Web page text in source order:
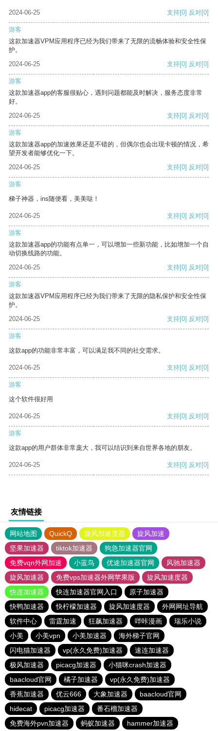
2024-06-25 支持[0] 反对[0]
游客
这款加速器VPM应用程序已经为我们带来了无限的流畅体验和安全性保
护。
2024-06-25
支持[0] 反对[0]
游客
这款加速器app的客服很贴心，遇到问题都能及时解决，服务态度非常
好。
2024-06-25
支持[0] 反对[0]
游客
这款加速器app的加速效果还是不错的，但偶尔也会出现卡顿的情况，希
望开发者能够优化一下。
2024-06-25
支持[0] 反对[0]
游客
梯子神器，ins随便看，美美哒！
2024-06-25 支持[0] 反对[0]
游客
这款加速器app的功能有点单一，可以增加一些新功能，比如增加一个自
动切换线路的功能。
2024-06-25
支持[0] 反对[0]
游客
这款加速器VPM应用程序已经为我们带来了无限的隐私保护和安全性保
护。
2024-06-25
支持[0] 反对[0]
游客
这款app的功能非常丰富，可以满足我不同的社交需求。
2024-06-25 支持[0] 反对[0]
游客
这个软件很好用
2024-06-25 支持[0] 反对[0]
游客
这款app的用户群体非常庞大，我可以结识到来自世界各地的朋友。
2024-06-25 支持[0] 反对[0]
友情链接
网站地图 QuickQ 旋风加速度器
旋风加速
坚果加速器
tiktok加速器
狗急加速器官网
免费vqn外网加速
小蓝鸟 优途加速器官网
风驰加速器
旋风加速器
免费vps加速器外网苹果版
旋风加速度器
快连加速器
快连加速器官网入口
原子加速器
快鸭加速器
快柠檬加速器 旋风加速度器
外网网址导航
软件中心
雷霆加速 狂飙加速器 哔咔漫画
瑞乐小说
小美
小美vpn 小美加速器
海外梯子官网
闪电猫加速器
vp(永久免费)加速器
速连加速器
极风加速器
picacg加速器
小猫咪crash加速器
baacloud官网
橘子加速器
vp(永久免费)加速器
香蕉加速器
优云666 大象加速器
baacloud官网
hidecat
picacg加速器
番石榴加速器
免费海外pvn加速器
蚂蚁加速器 hammer加速器